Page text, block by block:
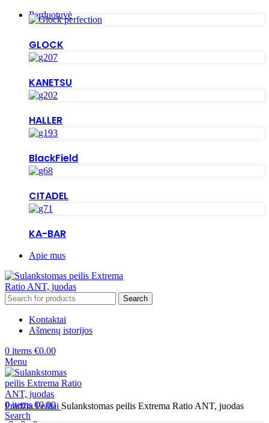
Parduotuvė
GLOCK
KANETSU
HALLER
BlackField
CITADEL
KA-BAR
Apie mus
Search
Kontaktai
Ašmenų istorijos
0 items €0.00
Menu
0items €0.00
Search
PradžiaPeiliai Sulankstomas peilis Extrema Ratio ANT, juodas